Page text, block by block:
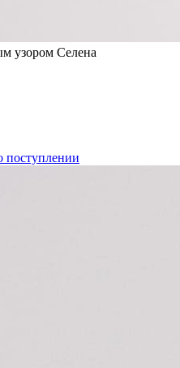
узором Селена
поступлении